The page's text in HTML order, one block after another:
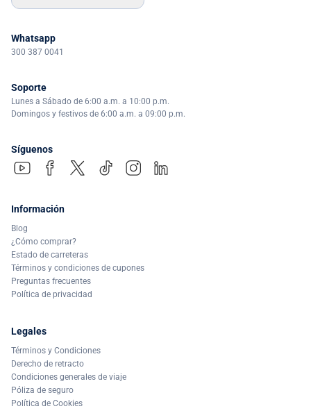
Whatsapp
300 387 0041
Soporte
Lunes a Sábado de 6:00 a.m. a 10:00 p.m.
Domingos y festivos de 6:00 a.m. a 09:00 p.m.
Síguenos
Información
Blog
¿Cómo comprar?
Estado de carreteras
Términos y condiciones de cupones
Preguntas frecuentes
Política de privacidad
Legales
Términos y Condiciones
Derecho de retracto
Condiciones generales de viaje
Póliza de seguro
Política de Cookies